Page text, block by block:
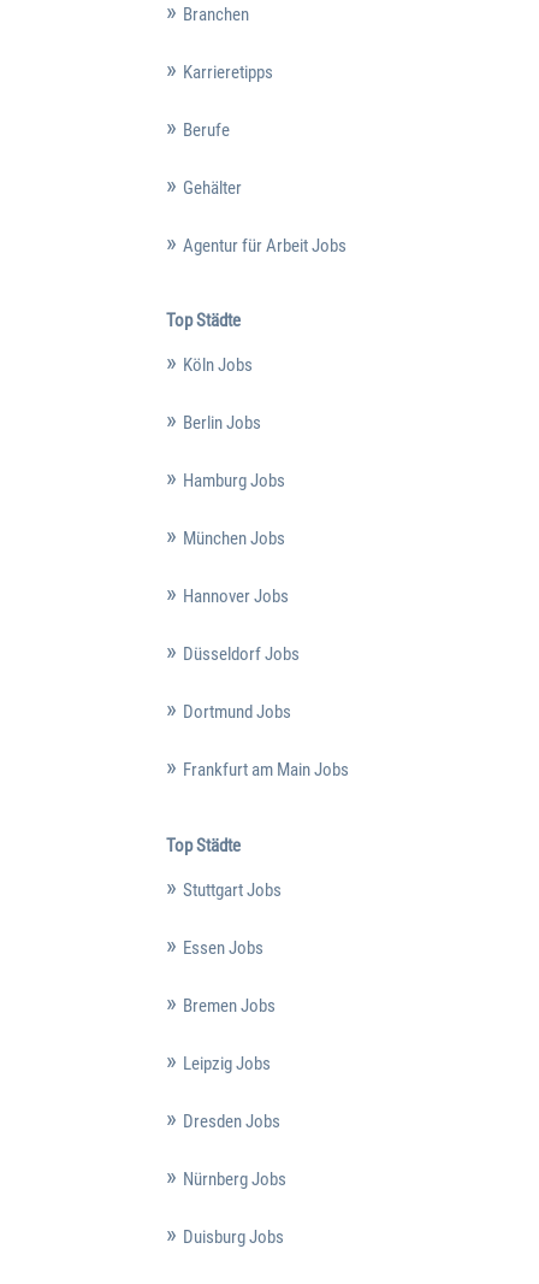
Branchen
Karrieretipps
Berufe
Gehälter
Agentur für Arbeit Jobs
Top Städte
Köln Jobs
Berlin Jobs
Hamburg Jobs
München Jobs
Hannover Jobs
Düsseldorf Jobs
Dortmund Jobs
Frankfurt am Main Jobs
Top Städte
Stuttgart Jobs
Essen Jobs
Bremen Jobs
Leipzig Jobs
Dresden Jobs
Nürnberg Jobs
Duisburg Jobs